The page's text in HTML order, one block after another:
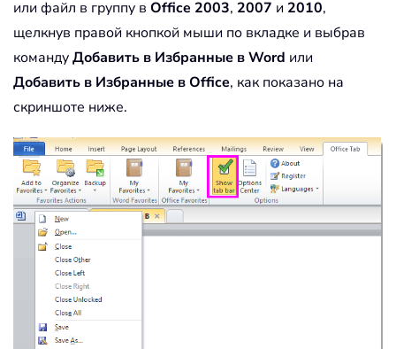
или файл в группу в Office 2003, 2007 и 2010,
щелкнув правой кнопкой мыши по вкладке и выбрав
командуДобавить в Избранные в Word или
Добавить в Избранные в Office, как показано на
скриншоте ниже.